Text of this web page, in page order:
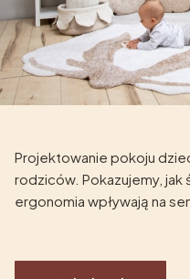
Projektowanie pokoju
rodziców. Pokazujemy, jak
ergonomia wpływają na